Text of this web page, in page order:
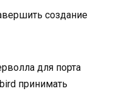
создание
для порта
принимать